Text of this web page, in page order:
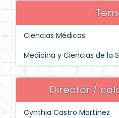
Ciencias Médicas
Medicina y Ciencias de la
Director /
Cynthia Castro Martínez